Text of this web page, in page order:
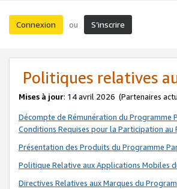
Connexion ou S’inscrire
Politiques relatives
Mises à jour: 14 avril 2026 (Partenaires
Décompte de Rémunération du Programme
Conditions Requises pour la Participation au
Présentation des Produits du Programme
Politique Relative aux Applications Mobiles
Directives Relatives aux Marques du